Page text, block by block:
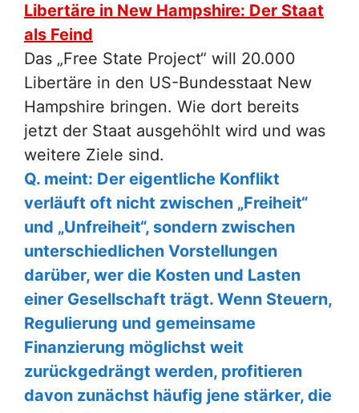
Libertäre in New Hampshire: Der Staat
als Feind
Das „Free State Project“ will 20.000
Libertäre in den US-Bundesstaat New
Hampshire bringen. Wie dort bereits
jetzt der Staat ausgehöhlt wird und was
weitere Ziele sind.
Q. meint: Der eigentliche Konflikt
verläuft oft nicht zwischen „Freiheit“
und „Unfreiheit“, sondern zwischen
unterschiedlichen Vorstellungen
darüber, wer die Kosten und Lasten
einer Gesellschaft trägt. Wenn Steuern,
Regulierung und gemeinsame
Finanzierung möglichst weit
zurückgedrängt werden, profitieren
davon zunächst häufig jene stärker, die